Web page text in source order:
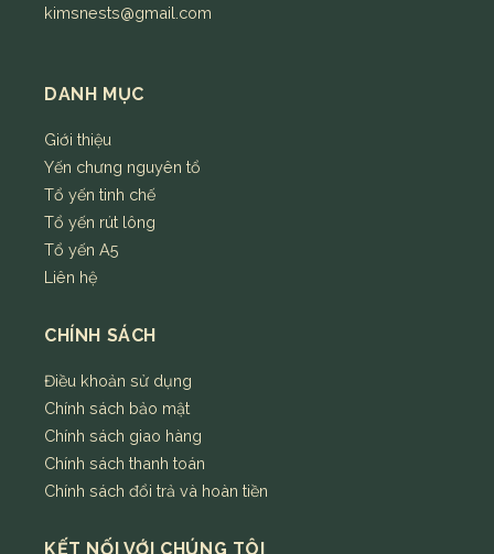
kimsnests@gmail.com
DANH MỤC
Giới thiệu
Yến chưng nguyên tổ
Tổ yến tinh chế
Tổ yến rút lông
Tổ yến A5
Liên hệ
CHÍNH SÁCH
Điều khoản sử dụng
Chính sách bảo mật
Chính sách giao hàng
Chính sách thanh toán
Chính sách đổi trả và hoàn tiền
KẾT NỐI VỚI CHÚNG TÔI